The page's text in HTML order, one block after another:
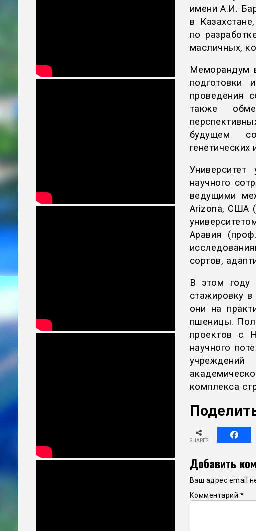
имени А.И.
в
по
масличных,
Меморандум
подготовки
проведения
также
будущем
генетических
научного
ведущими
Arizona, США
Аравия
сортов,
В этом году
стажировку
они на
пшеницы.
проектов с
научного
комплекса
SHARES
Добавить
Ваш адрес email
Комментарий *